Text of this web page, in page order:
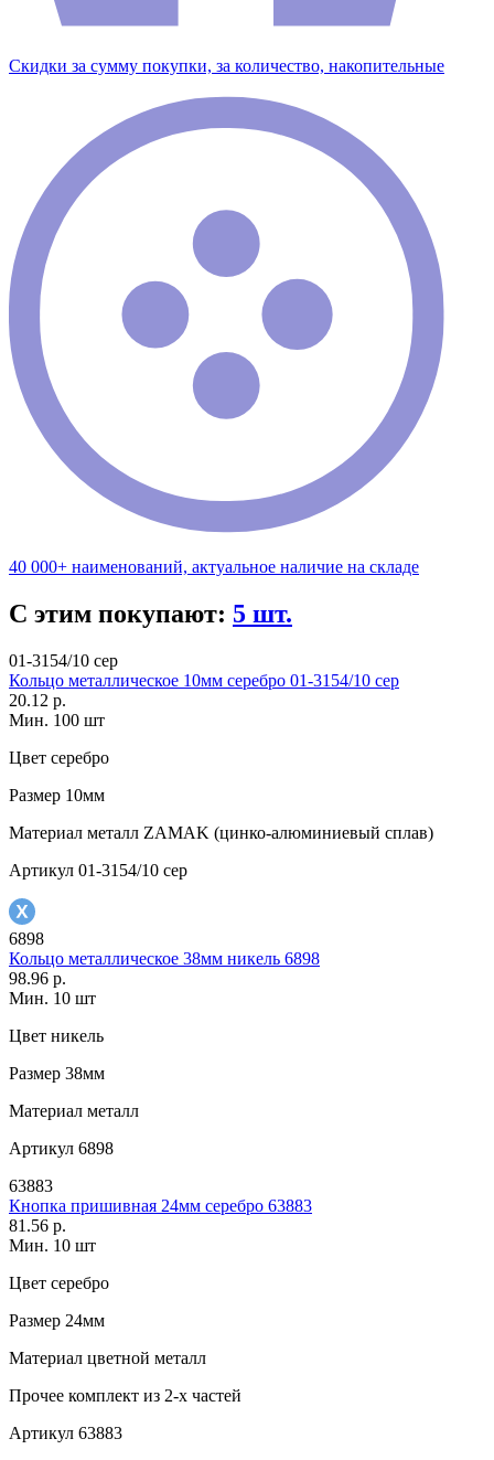
Скидки за сумму покупки, за количество, накопительные
40 000+ наименований, актуальное наличие на складе
С этим покупают: 5 шт.
01-3154/10 сер
Кольцо металлическое 10мм серебро 01-3154/10 сер
20.12 р.
Мин. 100 шт
Цвет серебро
Размер 10мм
Материал металл ZAMAK (цинко-алюминиевый сплав)
Артикул 01-3154/10 сер
6898
Кольцо металлическое 38мм никель 6898
98.96 р.
Мин. 10 шт
Цвет никель
Размер 38мм
Материал металл
Артикул 6898
63883
Кнопка пришивная 24мм серебро 63883
81.56 р.
Мин. 10 шт
Цвет серебро
Размер 24мм
Материал цветной металл
Прочее комплект из 2-х частей
Артикул 63883